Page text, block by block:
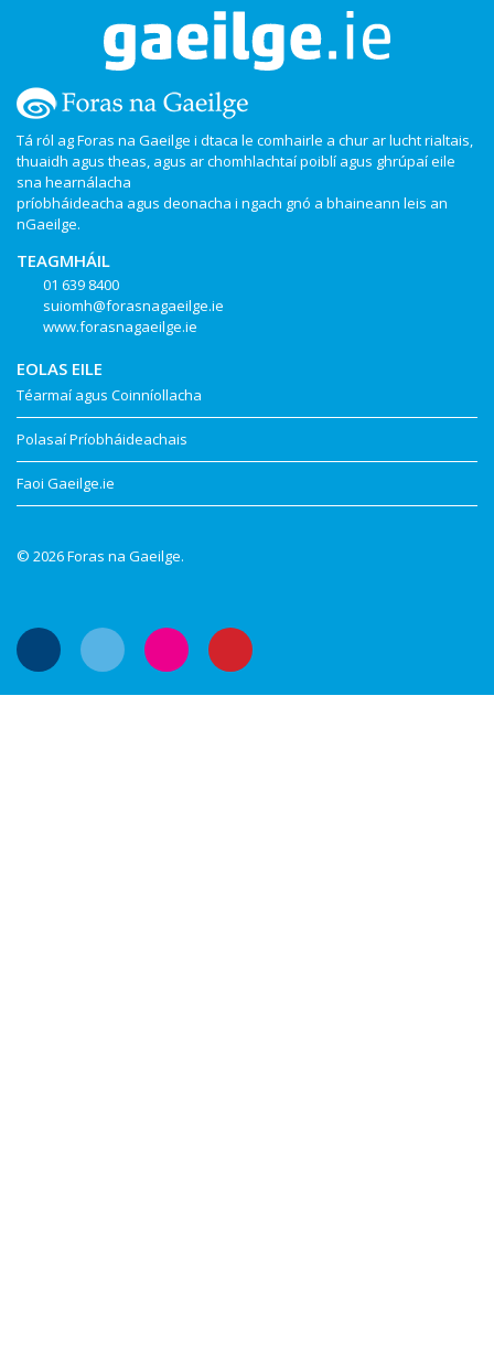
Tá ról ag Foras na Gaeilge i dtaca le comhairle a chur ar lucht rialtais,
thuaidh agus theas, agus ar chomhlachtaí poiblí agus ghrúpaí eile
sna hearnálacha
príobháideacha agus deonacha i ngach gnó a bhaineann leis an
nGaeilge.
TEAGMHÁIL
01 639 8400
suiomh@forasnagaeilge.ie
www.forasnagaeilge.ie
EOLAS EILE
Téarmaí agus Coinníollacha
Polasaí Príobháideachais
Faoi Gaeilge.ie
© 2026 Foras na Gaeilge.